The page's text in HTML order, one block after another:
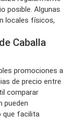
posible. Algunas
locales físicos,
Caballa
promociones a
de precio entre
comparar
pueden
que facilita